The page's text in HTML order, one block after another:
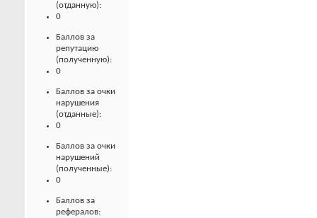
(отданную):
0
Баллов за
репутацию
(полученную):
0
Баллов за очки
нарушения
(отданные):
0
Баллов за очки
нарушений
(полученные):
0
Баллов за
рефералов: